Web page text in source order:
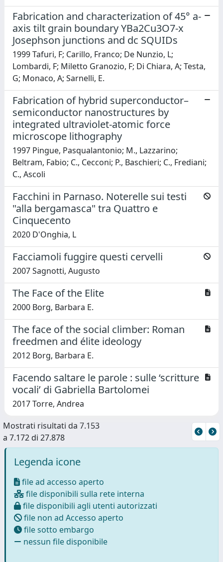
Fabrication and characterization of 45° a-
axis tilt grain boundary YBa2Cu3O7-x
Josephson junctions and dc SQUIDs
1999 Tafuri, F; Carillo, Franco; De Nunzio, L;
Lombardi, F; Miletto Granozio, F; Di Chiara, A; Testa,
G; Monaco, A; Sarnelli, E.
Fabrication of hybrid superconductor–
semiconductor nanostructures by
integrated ultraviolet-atomic force
microscope lithography
1997 Pingue, Pasqualantonio; M., Lazzarino;
Beltram, Fabio; C., Cecconi; P., Baschieri; C., Frediani;
C., Ascoli
Facchini in Parnaso. Noterelle sui testi
"alla bergamasca" tra Quattro e
Cinquecento
2020 D'Onghia, L
Facciamoli fuggire questi cervelli
2007 Sagnotti, Augusto
The Face of the Elite
2000 Borg, Barbara E.
The face of the social climber: Roman
freedmen and élite ideology
2012 Borg, Barbara E.
Facendo saltare le parole : sulle ‘scritture
vocali’ di Gabriella Bartolomei
2017 Torre, Andrea
Mostrati risultati da 7.153
a 7.172 di 27.878
Legenda icone
file ad accesso aperto
file disponibili sulla rete interna
file disponibili agli utenti autorizzati
file non ad Accesso aperto
file sotto embargo
nessun file disponibile